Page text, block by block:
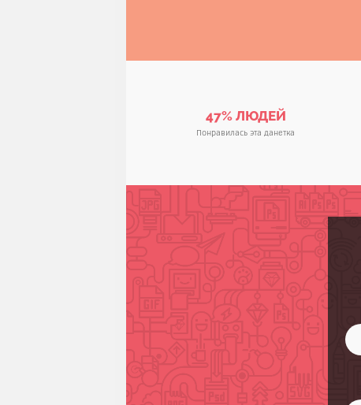
47% ЛЮДЕЙ
Понравилась эта данетка